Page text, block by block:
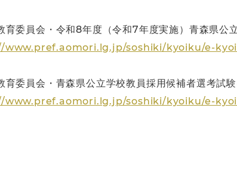
育委員会・令和8年度（令和7年度実施）青森県公
www.pref.aomori.lg.jp/soshiki/kyoiku/e-
育委員会・青森県公立学校教員採用候補者選考試
www.pref.aomori.lg.jp/soshiki/kyoiku/e-